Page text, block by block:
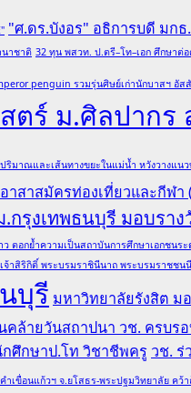
"ศ.ดร.บังอร" อธิการบดี มก
นาชาติ 32 ทุน พสวท. ป.ตรี–โท–เอก ศึกษาต่
penguin รวมรุ่นศิษย์เก่านักบาสฯ อั
ตร์ ม.ศิลปากร
มาณและเส้นทางขยะในแม่น้ำ หวังวางแนว
าสาสมัครท่องเที่ยวและกีฬา
กรุงเทพธนบุรี มอบรา
ตอกย้ำความเป็นสถาบันการศึกษาเอกชนร
จ้าสิริกิติ์ พระบรมราชินีนาถ พระบรมราช
บุรี มหาวิทยาลัยรังสิต ม
ล้ายวันสถาปนา วช. ครบร
ศึกษาป.โท วิชาชีพครู วช.
ำเขื่อนแก้วฯ จ.ยโสธร-พระปฐมวิทยาลัย คว้